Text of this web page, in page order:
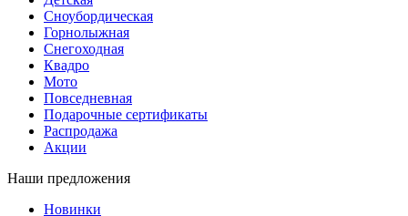
Сноубордическая
Горнолыжная
Снегоходная
Квадро
Мото
Повседневная
Подарочные сертификаты
Распродажа
Акции
Наши предложения
Новинки